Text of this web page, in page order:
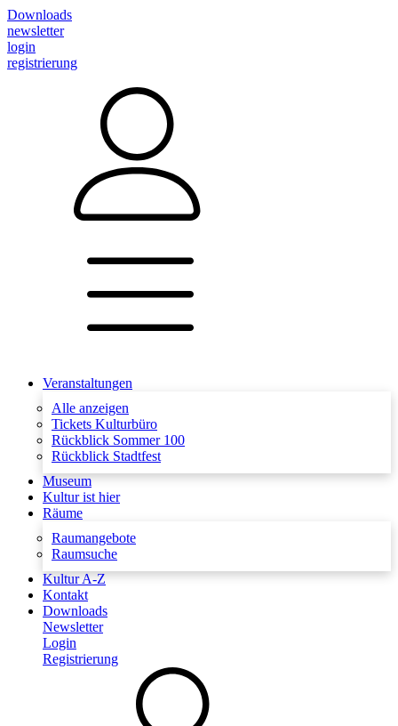
Downloads
newsletter
login
registrierung
Veranstaltungen
Alle anzeigen
Tickets Kulturbüro
Rückblick Sommer 100
Rückblick Stadtfest
Museum
Kultur ist hier
Räume
Raumangebote
Raumsuche
Kultur A-Z
Kontakt
Downloads
Newsletter
Login
Registrierung